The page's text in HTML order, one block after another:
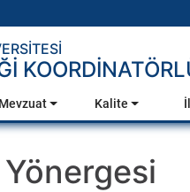
Mevzuat Kalite